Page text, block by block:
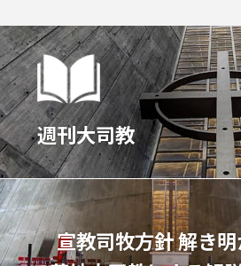
週刊大司教
宣教司牧⽅針 解き